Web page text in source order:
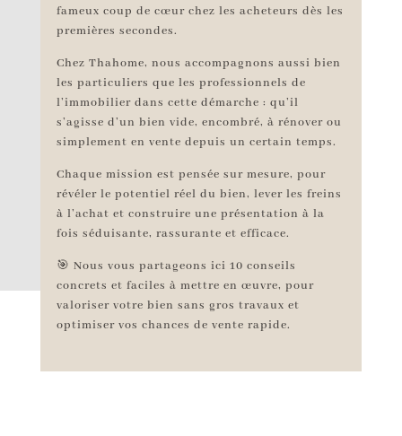
fameux coup de cœur chez les acheteurs dès les
premières secondes.
Chez Thahome, nous accompagnons aussi bien
les particuliers que les professionnels de
l’immobilier dans cette démarche : qu’il
s’agisse d’un bien vide, encombré, à rénover ou
simplement en vente depuis un certain temps.
Chaque mission est pensée sur mesure, pour
révéler le potentiel réel du bien, lever les freins
à l’achat et construire une présentation à la
fois séduisante, rassurante et efficace.
🎯 Nous vous partageons ici 10 conseils
concrets et faciles à mettre en œuvre, pour
valoriser votre bien sans gros travaux et
optimiser vos chances de vente rapide.